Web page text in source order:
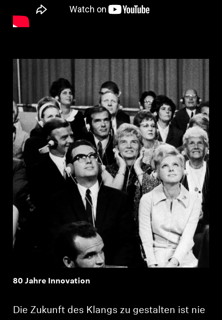
Soundspace
Professionell
80 Jahre Innovation
Die Zukunft des Klangs zu gestalten ist nie